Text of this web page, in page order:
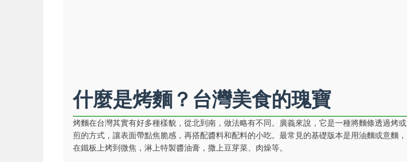
什麼是烤麵？台灣美食的瑰寶
烤麵在台灣其實有好多種樣貌，從北到南，做法略有不同。廣義來說，它是一種將麵條透過烤或
煎的方式，讓表面帶點焦脆感，再搭配醬料和配料的小吃。最常見的基礎版本是用油麵或意麵，
在鐵板上烤到微焦，淋上特製醬油膏，撒上豆芽菜、肉燥等。